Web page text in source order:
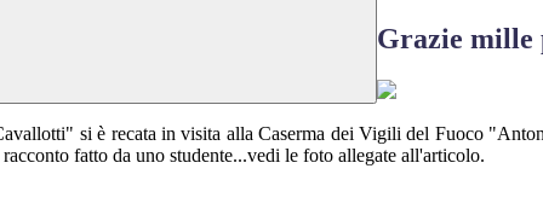
Grazie
si è recata in visita alla Caserma dei Vigili del Fuoco
fatto da uno studente...vedi le foto allegate all'articolo.